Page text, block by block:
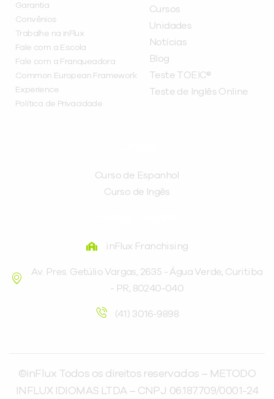
Garantia
Convênios
Trabalhe na inFlux
Fale com a Escola
Fale com a Franqueadora
Common European Framework
Experience
Política de Privacidade
Cursos
Unidades
Notícias
Blog
Teste TOEIC®
Teste de Inglês Online
Curso de Espanhol
Curso de Ingês
inFlux Franchising
Av. Pres. Getúlio Vargas, 2635 - Água Verde, Curitiba
- PR, 80240-040
(41) 3016-9898
©inFlux Todos os direitos reservados – METODO
INFLUX IDIOMAS LTDA – CNPJ: 06.187.709/0001-24